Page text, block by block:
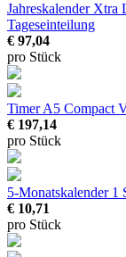
Jahreskalender Xtra
Tageseinteilung
€ 97,04
pro Stück
Timer A5 Compact
€ 197,14
pro Stück
5-Monatskalender 1
€ 10,71
pro Stück